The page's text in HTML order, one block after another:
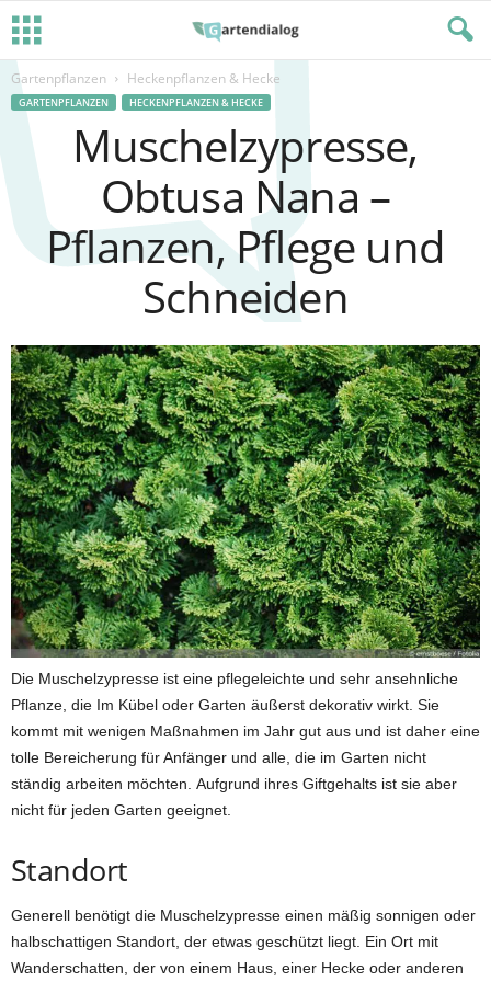
Gartenpflanzen Heckenpflanzen & Hecke
GARTENPFLANZEN HECKENPFLANZEN & HECKE
Muschelzypresse,
Obtusa Nana –
Pflanzen, Pflege und
Schneiden
Die Muschelzypresse ist eine pflegeleichte und sehr ansehnliche
Pflanze, die Im Kübel oder Garten äußerst dekorativ wirkt. Sie
kommt mit wenigen Maßnahmen im Jahr gut aus und ist daher eine
tolle Bereicherung für Anfänger und alle, die im Garten nicht
ständig arbeiten möchten. Aufgrund ihres Giftgehalts ist sie aber
nicht für jeden Garten geeignet.
Standort
Generell benötigt die Muschelzypresse einen mäßig sonnigen oder
halbschattigen Standort, der etwas geschützt liegt. Ein Ort mit
Wanderschatten, der von einem Haus, einer Hecke oder anderen